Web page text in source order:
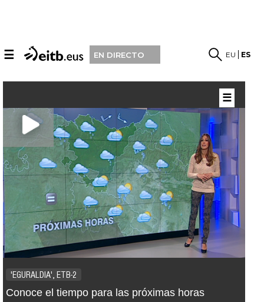
☰ EN DIRECTO EU ES
'EGURALDIA', ETB-2
Conoce el tiempo para las próximas horas
☰